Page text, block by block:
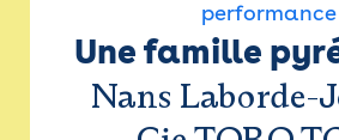
performance
Une famille
Nans Laborde-